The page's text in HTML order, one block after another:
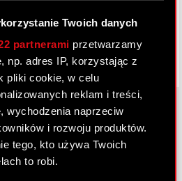
Twoich danych
partnerami przetwarzamy
np. adres IP, korzystając z
pliki cookie, w celu
reklam i treści,
wychodzenia naprzeciw
i rozwoju produktów.
tego, kto używa Twoich
to robi.